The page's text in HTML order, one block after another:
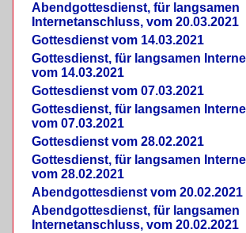
Abendgottesdienst, für langsamen
Internetanschluss, vom 20.03.2021
Gottesdienst vom 14.03.2021
Gottesdienst, für langsamen
vom 14.03.2021
Gottesdienst vom 07.03.2021
Gottesdienst, für langsamen
vom 07.03.2021
Gottesdienst vom 28.02.2021
Gottesdienst, für langsamen
vom 28.02.2021
Abendgottesdienst vom 20.02.2021
Abendgottesdienst, für langsamen
Internetanschluss, vom 20.02.2021